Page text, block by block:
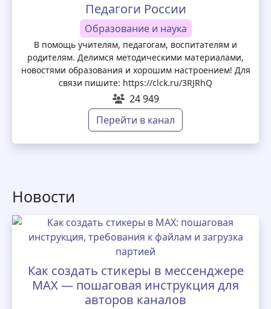
Педагоги России
Образование и наука
В помощь учителям, педагогам, воспитателям и
родителям. Делимся методическими материалами,
новостями образования и хорошим настроением! Для
связи пишите: https://clck.ru/3RJRhQ
24 949
Перейти в канал
Новости
Как создать стикеры в мессенджере
MAX — пошаговая инструкция для
авторов каналов